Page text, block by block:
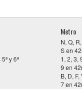
y 6ª
Metro
N, Q,
S en
1, 2, 3,
9 en
B, D,
7 en